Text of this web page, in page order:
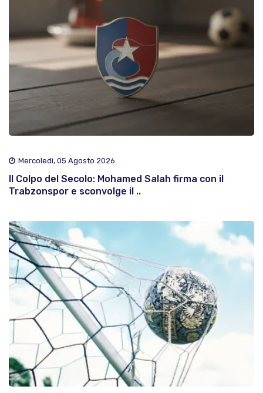
Mercoledì, 05 Agosto 2026
Il Colpo del Secolo: Mohamed Salah firma con il
Trabzonspor e sconvolge il ..